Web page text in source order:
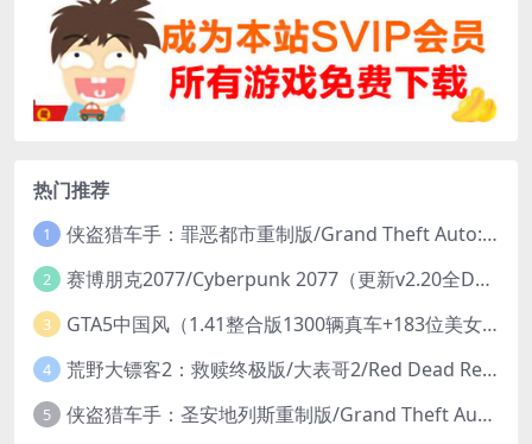
热门推荐
1 侠盗猎车手：罪恶都市重制版/Grand Theft Auto: Vice City – The Definitive Edition
2 赛博朋克2077/Cyberpunk 2077（更新v2.20全DLC）
3 GTA5中国风（1.41整合版1300辆真车+183位美女与英雄+200%存档）
4 荒野大镖客2：救赎终极版/大表哥2/Red Dead Redemption 2: Ultimate Edition（更新v1491.50终极版）
5 侠盗猎车手：圣安地列斯重制版/Grand Theft Auto: San Andreas – The Definitive Edition（更新v1.113.49697469）